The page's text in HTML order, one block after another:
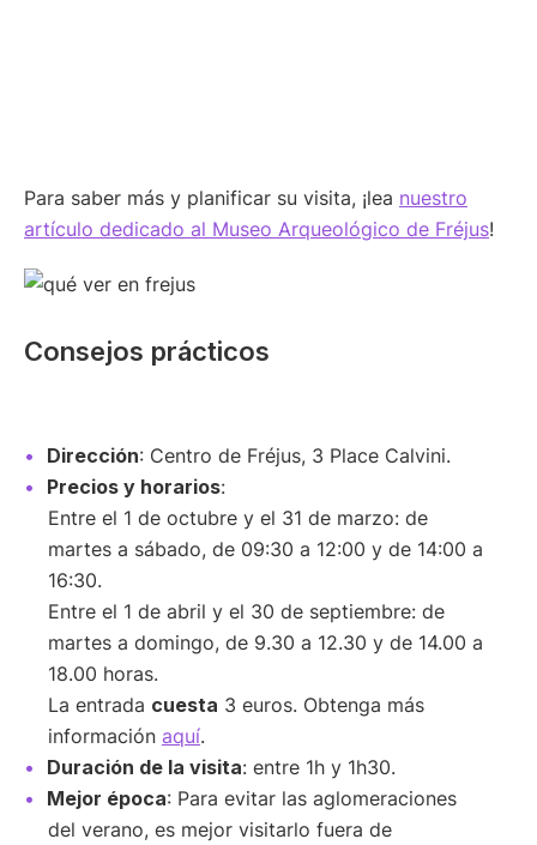
Para saber más y planificar su visita, ¡lea nuestro
artículo dedicado al Museo Arqueológico de Fréjus!
Consejos prácticos
Dirección: Centro de Fréjus, 3 Place Calvini.
Precios y horarios:
Entre el 1 de octubre y el 31 de marzo: de
martes a sábado, de 09:30 a 12:00 y de 14:00 a
16:30.
Entre el 1 de abril y el 30 de septiembre: de
martes a domingo, de 9.30 a 12.30 y de 14.00 a
18.00 horas.
La entrada cuesta 3 euros. Obtenga más
información aquí.
Duración de la visita: entre 1h y 1h30.
Mejor época: Para evitar las aglomeraciones
del verano, es mejor visitarlo fuera de